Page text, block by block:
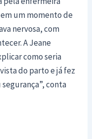
um momento de
nervosa, com
A Jeane
como seria
do parto e já fez
conta